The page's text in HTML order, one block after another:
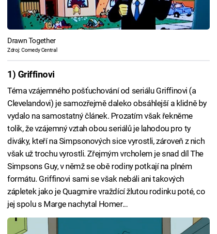
Drawn Together
Zdroj: Comedy Central
1) Griffinovi
Téma vzájemného pošťuchování od seriálu Griffinovi (a
Clevelandovi) je samozřejmě daleko obsáhlejší a klidně by
vydalo na samostatný článek. Prozatím však řekněme
tolik, že vzájemný vztah obou seriálů je lahodou pro ty
diváky, kteří na Simpsonových sice vyrostli, zároveň z nich
však už trochu vyrostli. Zřejmým vrcholem je snad díl The
Simpsons Guy, v němž se obě rodiny potkají na plném
formátu. Griffinovi sami se však nebáli ani takových
zápletek jako je Quagmire vraždící žlutou rodinku poté, co
jej spolu s Marge nachytal Homer...